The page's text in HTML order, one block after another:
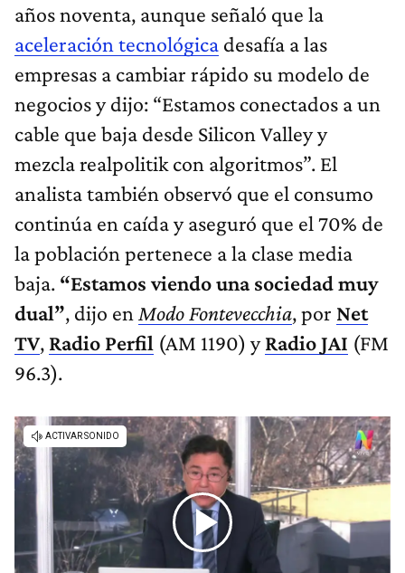
años noventa, aunque señaló que la
aceleración tecnológica desafía a las
empresas a cambiar rápido su modelo de
negocios y dijo: “Estamos conectados a un
cable que baja desde Silicon Valley y
mezcla realpolitik con algoritmos”. El
analista también observó que el consumo
continúa en caída y aseguró que el 70% de
la población pertenece a la clase media
baja. “Estamos viendo una sociedad muy
dual”, dijo en Modo Fontevecchia, por Net
TV, Radio Perfil (AM 1190) yRadio JAI (FM
96.3).